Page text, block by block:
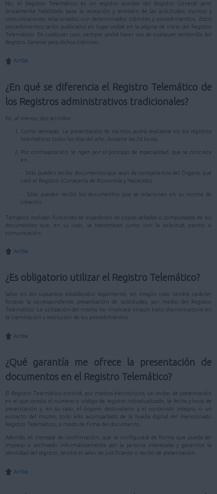
No, el Registro Telemático es un registro auxiliar del Registro General pero
únicamente habilitado para la recepción y remisión de las solicitudes, escritos y
comunicaciones relacionados con determinados trámites y procedimientos. Estos
procedimientos serán publicados en lugar visible en la página de inicio del Registro
Telemático. En cualquier caso, siempre podrá hacer uso de cualquier ventanilla del
Registro General para dichos trámites.
Arriba
¿En qué se diferencia el Registro Telemático de
los Registros administrativos tradicionales?
En, al menos, dos sentidos:
Como ventajas: La presentación de escritos podrá realizarse en los registros
telemáticos todos los días del año, durante las 24 horas.
Por contraposición, se rigen por el principio de especialidad, que se concreta
en:
- Sólo pueden recibir documentos que sean de competencia del Órgano que
creó el Registro (Consejería de Economía y Hacienda)
- Sólo pueden recibir los documentos que se relacionan en su norma de
creación.
Tampoco realizan funciones de expedición de copias selladas o compulsadas de los
documentos que, en su caso, se transmitan junto con la solicitud, escrito o
comunicación.
Arriba
¿Es obligatorio utilizar el Registro Telemático?
Salvo en los supuestos establecidos legalmente, en ningún caso tendrá carácter
forzoso la correspondiente presentación de solicitudes, por medio del Registro
Telemático. La utilización del mismo no implicará ningún trato discriminatorio en
la tramitación y resolución de los procedimientos.
Arriba
¿Qué garantía me ofrece la presentación de
documentos en el Registro Telemático?
El Registro Telemático emitirá, por medios electrónicos, un recibo de presentación
en el que consta el número o código de registro individualizado, la fecha y hora de
presentación y, en su caso, el órgano destinatario y el contenido íntegro, o un
extracto del mismo, todo ello acompañado de la huella digital del mencionado
Registro Telemático, a modo de firma del documento.
Además, el mensaje de confirmación, que se configurará de forma que pueda ser
impreso o archivado informáticamente por la persona interesada y garantice la
identidad del registro, tendrá el valor de justificante o recibo de presentación.
Arriba